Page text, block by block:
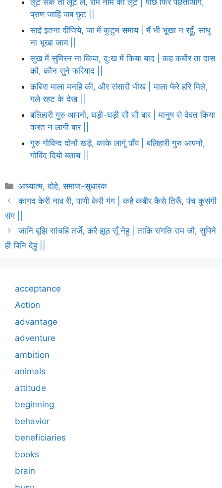
प्राण जाहिं जब छूट ||
साईं इतना दीजिये, जा में कुटुम समाय | मैं भी भूखा न रहूँ, साधु
ना भूखा जाय ||
सुख में सुमिरन ना किया, दु:ख में किया याद | कह कबीर ता दास
की, कौन सुने फरियाद ||
कबिरा माला मनहि की, और संसारी भीख | माला फेरे हरि मिले,
गले रहट के देख ||
बलिहारी गुरु आपनो, घड़ी-घड़ी सौ सौ बार | मानुष से देवत किया
करत न लागी बार ||
गुरु गोविन्द दोनों खड़े, काके लागूं पाँय | बलिहारी गुरु आपनो,
गोविंद दियो बताय ||
Categories
आध्यात्म,दोहे,समाज-सुधारक
कागद केरी नाव री, पाणी केरी गंग | कहै कबीर कैसे तिरूँ, पंच कुसंगी
संग ||
जानि बूझि सांचहिं तर्जे, करै झूठ सूँ नेहु | ताकि संगति राम जी, सुपिने
ही पिनि देहु ||
acceptance
Action
advantage
adventure
ambition
animals
attitude
beginning
behavior
beneficiaries
books
brain